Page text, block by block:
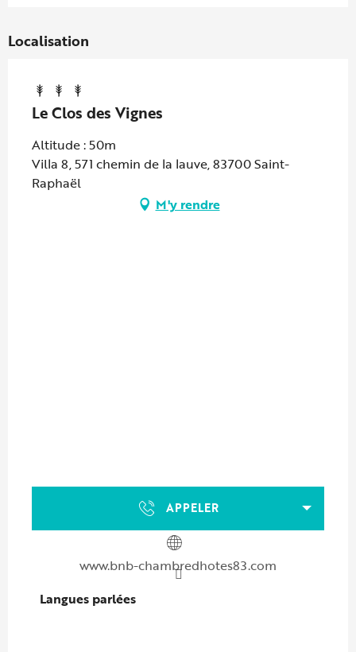
Localisation
Le Clos des Vignes
Altitude : 50m
Villa 8, 571 chemin de la lauve, 83700 Saint-
Raphaël
M'y rendre
APPELER
www.bnb-chambredhotes83.com
Langues parlées
Langues parlées